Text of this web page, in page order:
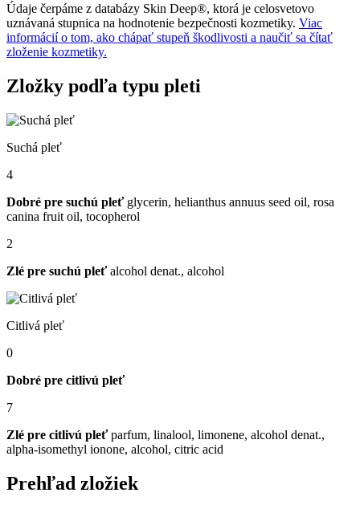
Údaje čerpáme z databázy Skin Deep®, ktorá je celosvetovo
uznávaná stupnica na hodnotenie bezpečnosti kozmetiky. Viac
informácií o tom, ako chápať stupeň škodlivosti a naučiť sa čítať
zloženie kozmetiky.
Zložky podľa typu pleti
Suchá pleť
4
Dobré pre suchú pleť glycerin, helianthus annuus seed oil, rosa
canina fruit oil, tocopherol
2
Zlé pre suchú pleť alcohol denat., alcohol
Citlivá pleť
0
Dobré pre citlivú pleť
7
Zlé pre citlivú pleť parfum, linalool, limonene, alcohol denat.,
alpha-isomethyl ionone, alcohol, citric acid
Prehľad zložiek